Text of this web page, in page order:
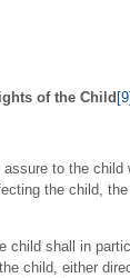
of the Child [9]
to the
the child,
child shall in
child, either